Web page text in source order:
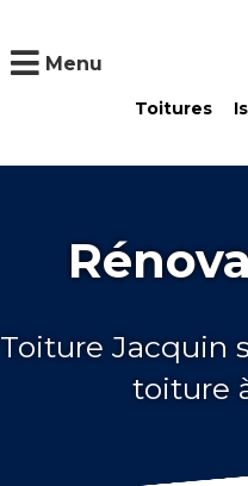
Menu
Toitures
Toiture Jacquin
toiture